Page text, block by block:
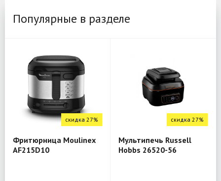
Популярные в разделе
скидка 27%
Фритюрница Moulinex
AF215D10
скидка 27%
Мультипечь Russell
Hobbs 26520-56